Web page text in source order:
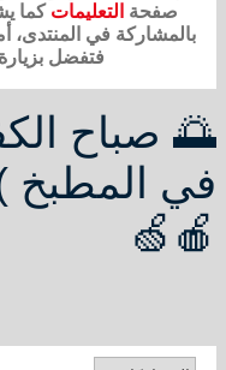
صفحة التعليمات كما
بالمشاركة في المنتدى،
فتفضل
🌅 صباح
في المطبخ
🍎🍏